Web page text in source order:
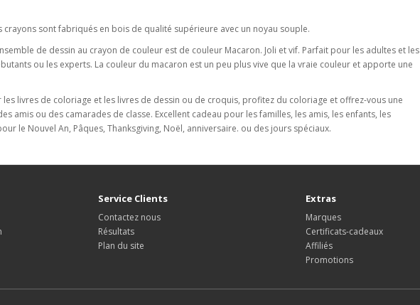
crayons sont fabriqués en bois de qualité supérieure avec un noyau souple.
de dessin au crayon de couleur est de couleur Macaron. Joli et vif. Parfait pour les adultes et les
ou les experts. La couleur du macaron est un peu plus vive que la vraie couleur et apporte une
les livres de coloriage et les livres de dessin ou de croquis, profitez du coloriage et offrez-vous une
amis ou des camarades de classe. Excellent cadeau pour les familles, les amis, les enfants, les
le Nouvel An, Pâques, Thanksgiving, Noël, anniversaire. ou des jours spéciaux.
Service Clients
Contactez nous
Résultats
Plan du site
Extras
Marques
Certificats-cadeaux
Affiliés
Promotions